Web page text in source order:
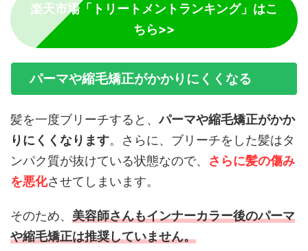
楽天市場「トリートメントランキング」はこ
ちら>>
パーマや縮毛矯正がかかりにくくなる
髪を一度ブリーチすると、パーマや縮毛矯正がかか
りにくくなります。さらに、ブリーチをした髪はタ
ンパク質が抜けている状態なので、 さらに髪の傷み
を悪化させてしまいます。
そのため、 美容師さんもインナーカラー後のパーマ
や縮毛矯正は推奨していません。